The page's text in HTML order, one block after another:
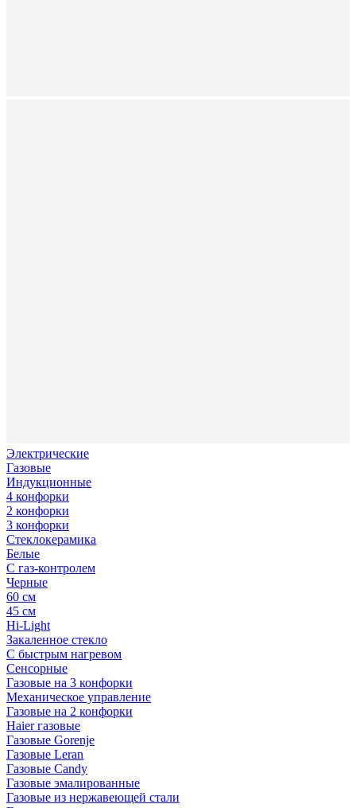
Электрические
Газовые
Индукционные
4 конфорки
2 конфорки
3 конфорки
Стеклокерамика
Белые
С газ-контролем
Черные
60 см
45 см
Hi-Light
Закаленное стекло
С быстрым нагревом
Сенсорные
Газовые на 3 конфорки
Механическое управление
Газовые на 2 конфорки
Haier газовые
Газовые Gorenje
Газовые Leran
Газовые Candy
Газовые эмалированные
Газовые из нержавеющей стали